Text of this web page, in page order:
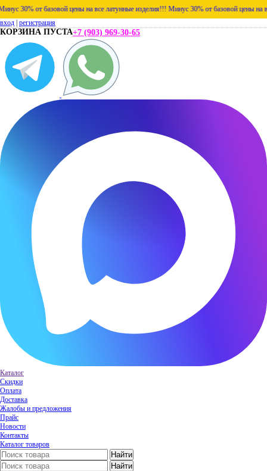
30% от базовой цены на все латунные изделия!!! Минус 30% от базовой цены на
вход регистрация
КОРЗИНА ПУСТА+7 (903) 969-30-65
Каталог
Скидки
Оплата
Доставка
Жалобы и предложения
Прайс
Новости
Контакты
Каталог товаров